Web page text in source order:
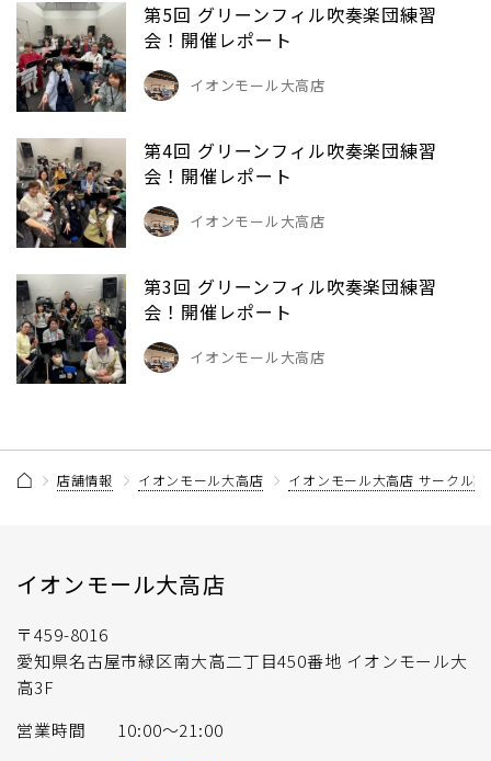
第5回 グリーンフィル吹奏楽団練習
会！開催レポート
イオンモール大高店
第4回 グリーンフィル吹奏楽団練習
会！開催レポート
イオンモール大高店
第3回 グリーンフィル吹奏楽団練習
会！開催レポート
イオンモール大高店
店舗情報 イオンモール大高店 イオンモール大高店 サークル
イオンモール大高店
〒459-8016
愛知県名古屋市緑区南大高二丁目450番地 イオンモール大
高3F
営業時間
10:00～21:00